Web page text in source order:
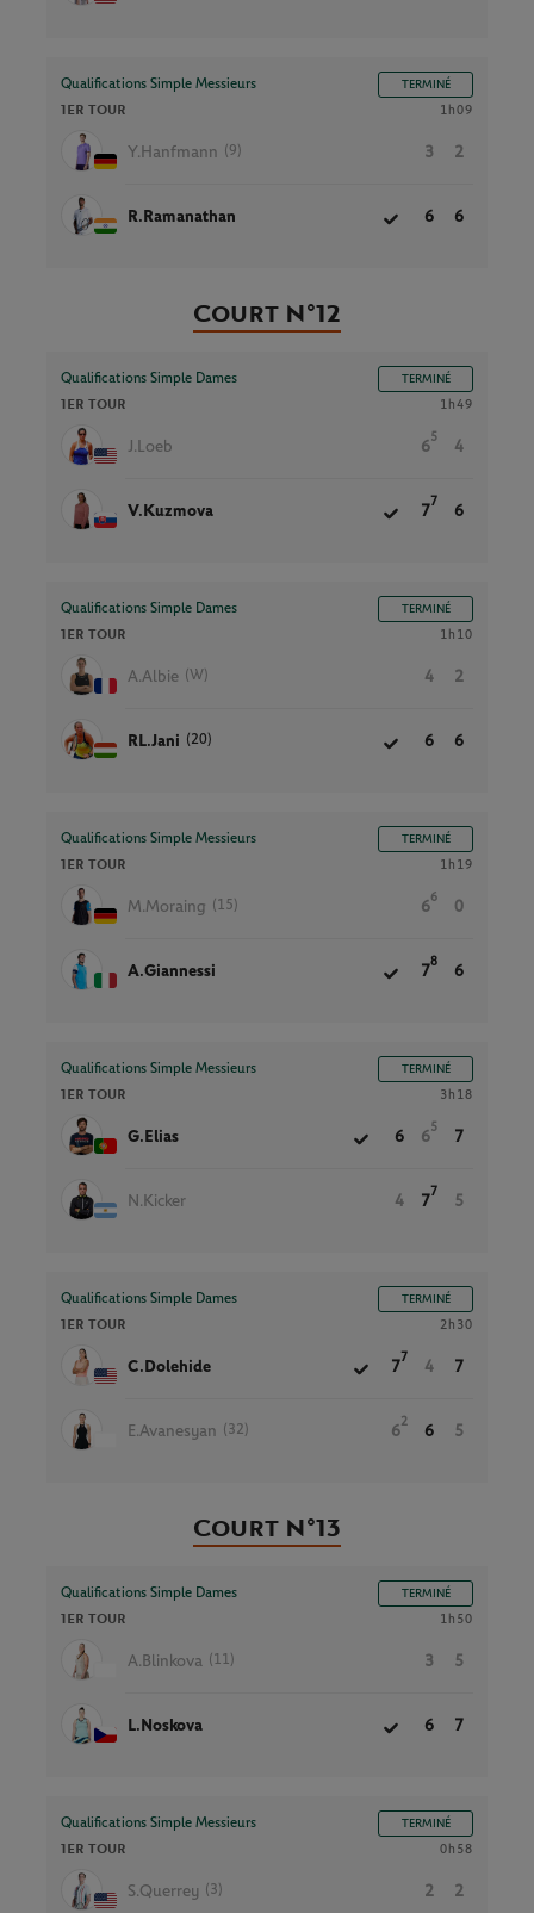
Qualifications Simple Messieurs TERMINÉ
1ER TOUR 1h09
Y.Hanfmann (9) 3 2
R.Ramanathan 6 6
Court N°12
Qualifications Simple Dames TERMINÉ
1ER TOUR 1h49
J.Loeb 6
5
4
V.Kuzmova 7
7
6
Qualifications Simple Dames TERMINÉ
1ER TOUR 1h10
A.Albie (W) 4 2
RL.Jani (20) 6 6
Qualifications Simple Messieurs TERMINÉ
1ER TOUR 1h19
M.Moraing (15) 6
6
0
A.Giannessi 7
8
6
Qualifications Simple Messieurs TERMINÉ
1ER TOUR 3h18
G.Elias 6 6
5
7
N.Kicker 4 7
7
5
Qualifications Simple Dames TERMINÉ
1ER TOUR 2h30
C.Dolehide 7
7
4 7
E.Avanesyan (32) 6
2
6 5
Court N°13
Qualifications Simple Dames TERMINÉ
1ER TOUR 1h50
A.Blinkova (11) 3 5
L.Noskova 6 7
Qualifications Simple Messieurs TERMINÉ
1ER TOUR 0h58
S.Querrey (3) 2 2